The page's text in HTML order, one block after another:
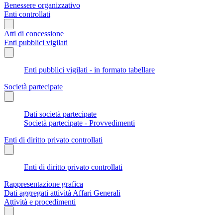
Benessere organizzativo
Enti controllati
Atti di concessione
Enti pubblici vigilati
Enti pubblici vigilati - in formato tabellare
Società partecipate
Dati società partecipate
Società partecipate - Provvedimenti
Enti di diritto privato controllati
Enti di diritto privato controllati
Rappresentazione grafica
Dati aggregati attività Affari Generali
Attività e procedimenti